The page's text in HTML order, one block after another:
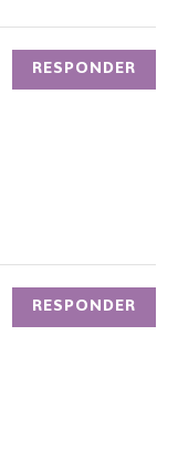
RESPONDER
RESPONDER